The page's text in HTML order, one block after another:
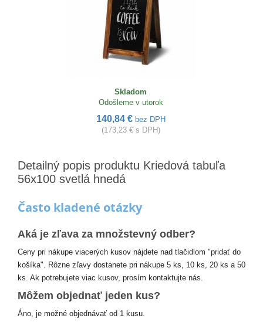
Skladom
Odošleme v utorok
140,84 € bez DPH
(173,23 € s DPH)
Detailný popis produktu Kriedová tabuľa
56x100 svetlá hnedá
Často kladené otázky
Aká je zľava za množstevný odber?
Ceny pri nákupe viacerých kusov nájdete nad tlačidlom "pridať do
košíka". Rôzne zľavy dostanete pri nákupe 5 ks, 10 ks, 20 ks a 50
ks. Ak potrebujete viac kusov, prosím kontaktujte nás.
Môžem objednať jeden kus?
Áno, je možné objednávať od 1 kusu.